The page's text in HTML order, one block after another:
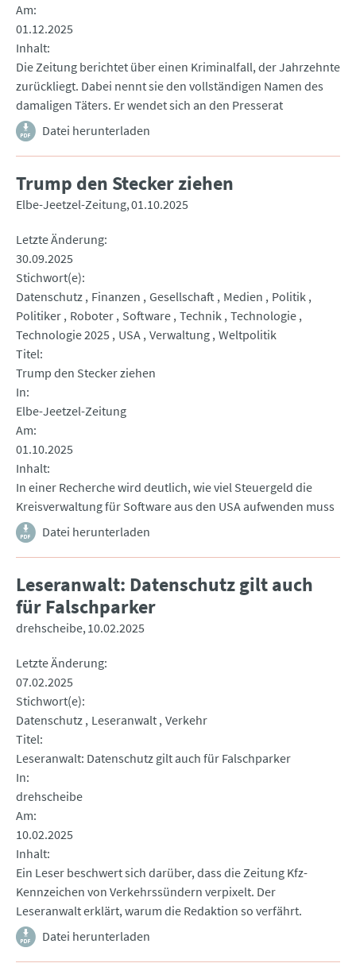
Am
01.12.2025
Inhalt
Die Zeitung berichtet über einen Kriminalfall, der Jahrzehnte
zurückliegt. Dabei nennt sie den vollständigen Namen des
damaligen Täters. Er wendet sich an den Presserat
Datei herunterladen
Trump den Stecker ziehen
Elbe-Jeetzel-Zeitung 01.10.2025
Letzte Änderung
30.09.2025
Stichwort(e)
Datenschutz Finanzen Gesellschaft Medien
Politik
Politiker Roboter Software Technik Technologie
Technologie 2025
USA Verwaltung Weltpolitik
Titel
Trump den Stecker ziehen
In
Elbe-Jeetzel-Zeitung
Am
01.10.2025
Inhalt
In einer Recherche wird deutlich, wie viel Steuergeld die
Kreisverwaltung für Software aus den USA aufwenden muss
Datei herunterladen
Leseranwalt: Datenschutz gilt auch
für Falschparker
drehscheibe 10.02.2025
Letzte Änderung
07.02.2025
Stichwort(e)
Datenschutz Leseranwalt Verkehr
Titel
Leseranwalt: Datenschutz gilt auch für Falschparker
In
drehscheibe
Am
10.02.2025
Inhalt
Ein Leser beschwert sich darüber, dass die Zeitung Kfz-
Kennzeichen von Verkehrssündern verpixelt. Der
Leseranwalt erklärt, warum die Redaktion so verfährt.
Datei herunterladen